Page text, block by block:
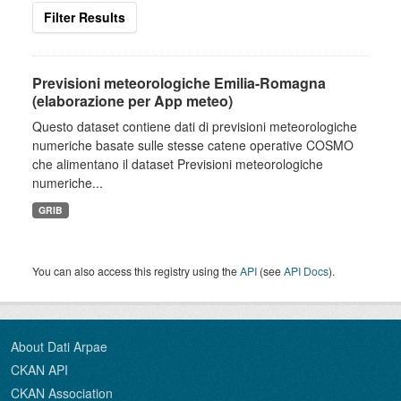
Filter Results
Previsioni meteorologiche Emilia-Romagna
(elaborazione per App meteo)
Questo dataset contiene dati di previsioni meteorologiche
numeriche basate sulle stesse catene operative COSMO
che alimentano il dataset Previsioni meteorologiche
numeriche...
GRIB
You can also access this registry using theAPI (seeAPI Docs).
About Dati Arpae
CKAN API
CKAN Association